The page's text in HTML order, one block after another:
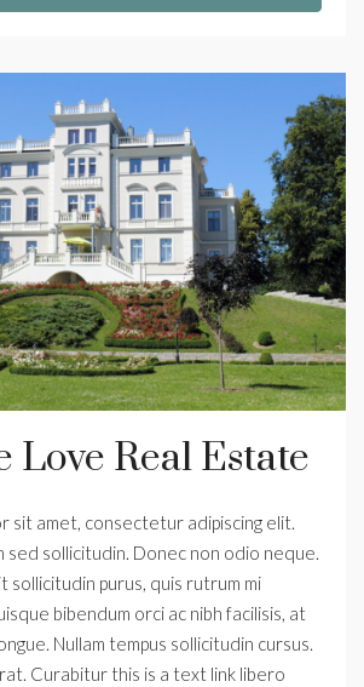
Love Real Estate
sit amet, consectetur adipiscing elit.
sed sollicitudin. Donec non odio neque.
sollicitudin purus, quis rutrum mi
bibendum orci ac nibh facilisis, at
Nullam tempus sollicitudin cursus.
Curabitur this is a text link libero